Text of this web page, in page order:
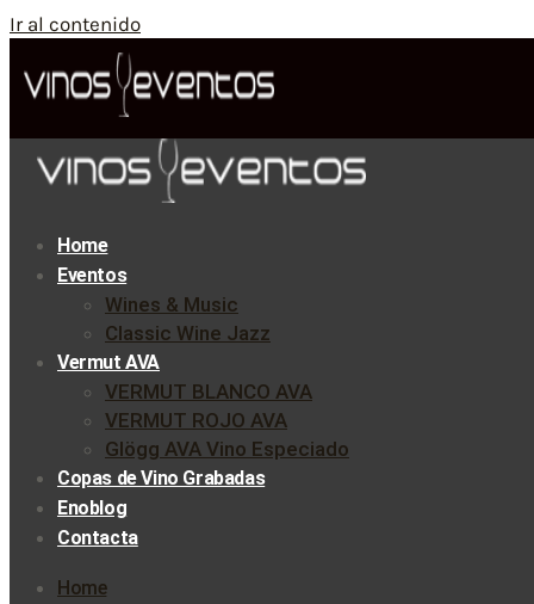
Ir al contenido
Home
Eventos
Wines & Music
Classic Wine Jazz
Vermut AVA
VERMUT BLANCO AVA
VERMUT ROJO AVA
Glögg AVA Vino Especiado
Copas de Vino Grabadas
Enoblog
Contacta
Home